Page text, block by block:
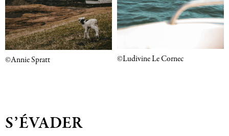
©Annie Spratt ©Ludivine Le Cornec
S’ÉVADER